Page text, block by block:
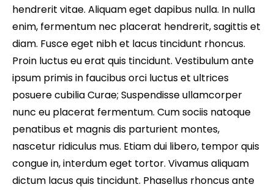
hendrerit vitae. Aliquam eget dapibus nulla. In nulla
enim, fermentum nec placerat hendrerit, sagittis et
diam. Fusce eget nibh et lacus tincidunt rhoncus.
Proin luctus eu erat quis tincidunt. Vestibulum ante
ipsum primis in faucibus orci luctus et ultrices
posuere cubilia Curae; Suspendisse ullamcorper
nunc eu placerat fermentum. Cum sociis natoque
penatibus et magnis dis parturient montes,
nascetur ridiculus mus. Etiam dui libero, tempor quis
congue in, interdum eget tortor. Vivamus aliquam
dictum lacus quis tincidunt. Phasellus rhoncus ante